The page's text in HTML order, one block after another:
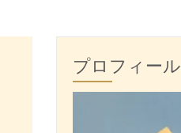
プロフィール